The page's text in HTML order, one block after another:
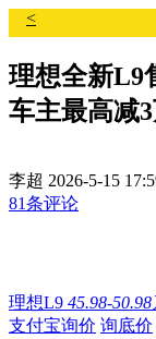
<
理想全新L9
车主最高减
李超 2026-5-15
81条评论
理想L9 45.98-
支付宝询价 询底价